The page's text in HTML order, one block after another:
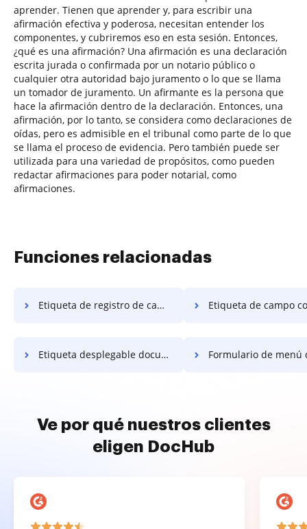
aprender. Tienen que aprender y, para escribir una
afirmación efectiva y poderosa, necesitan entender los
componentes, y cubriremos eso en esta sesión. Entonces,
¿qué es una afirmación? Una afirmación es una declaración
escrita jurada o confirmada por un notario público o
cualquier otra autoridad bajo juramento o lo que se llama
un tomador de juramento. Un afirmante es la persona que
hace la afirmación dentro de la declaración. Entonces, una
afirmación, por lo tanto, se considera como declaraciones de
oídas, pero es admisible en el tribunal como parte de lo que
se llama el proceso de evidencia. Pero también puede ser
utilizada para una variedad de propósitos, como pueden
redactar afirmaciones para poder notarial, como
afirmaciones.
Funciones relacionadas
Etiqueta de registro de campo condicional Etiqueta de campo condicional
Etiqueta desplegable documento Formulario de menú
Ve por qué nuestros clientes
eligen DocHub